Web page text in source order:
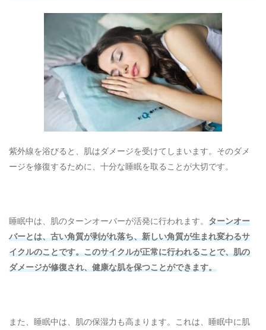
紫外線を浴びると、肌はダメージを受けてしまいます。そのダメ
ージを修復するために、十分な睡眠を取ることが大切です。
睡眠中は、肌のターンオーバーが活発に行われます。 ターンオー
バーとは、古い角質が剥がれ落ち、新しい角質が生まれ変わるサ
イクルのことです。このサイクルが正常に行われることで、肌の
ダメージが修復され、健康な肌を保つことができます。
また、睡眠中は、肌の保湿力も高まります。これは、睡眠中に肌